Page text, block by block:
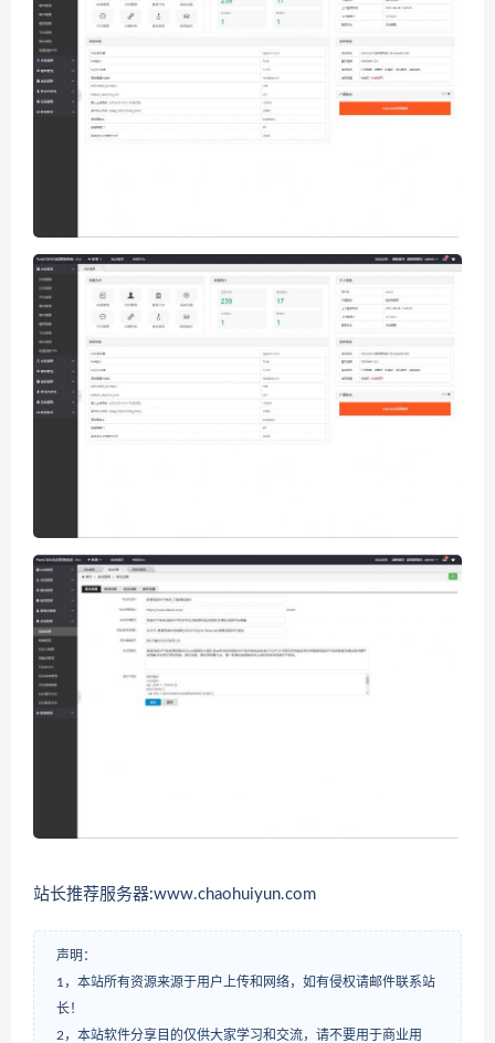
站长推荐服务器:www.chaohuiyun.com
声明：
1，本站所有资源来源于用户上传和网络，如有侵权请邮件联系站
长！
2，本站软件分享目的仅供大家学习和交流，请不要用于商业用